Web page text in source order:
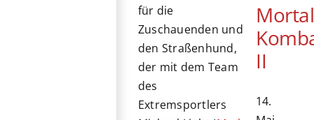
für die
Zuschauenden und
den Straßenhund,
der mit dem Team
des
Extremsportlers
Mortal
II
14.